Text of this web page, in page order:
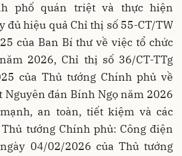
phố quán triệt và thực hiện
đủ hiệu quả Chỉ thị số 55-CT/TW
của Ban Bí thư về việc tổ chức
2026, Chỉ thị số 36/CT-TTg
của Thủ tướng Chính phủ về
Nguyên đán Bính Ngọ năm 2026
an toàn, tiết kiệm và các
tướng Chính phủ: Công điện
04/02/2026 của Thủ tướng